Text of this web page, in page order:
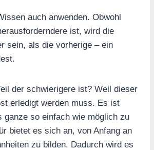
auch anwenden. Obwohl
ist, wird die
sein, als die vorherige – ein
der schwierigere ist? Weil dieser
erledigt werden muss. Es ist
ganze so einfach wie möglich zu
bietet es sich an, von Anfang an
zu bilden. Dadurch wird es